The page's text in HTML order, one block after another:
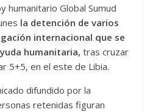
humanitario Global Sumud
la detención de varios
internacional que se
humanitaria, tras cruzar
5+5, en el este de Libia.
difundido por la
retenidas figuran